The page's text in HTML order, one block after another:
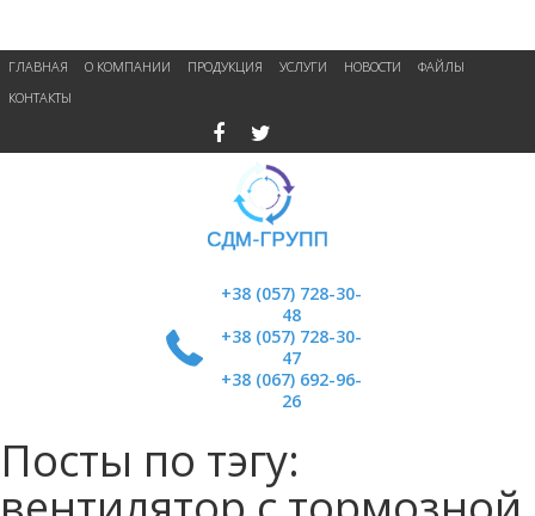
ГЛАВНАЯ О КОМПАНИИ ПРОДУКЦИЯ УСЛУГИ НОВОСТИ
ФАЙЛЫ
КОНТАКТЫ
+38 (057) 728-30-
48
+38 (057) 728-30-
47
+38 (067) 692-96-
26
Посты по тэгу: